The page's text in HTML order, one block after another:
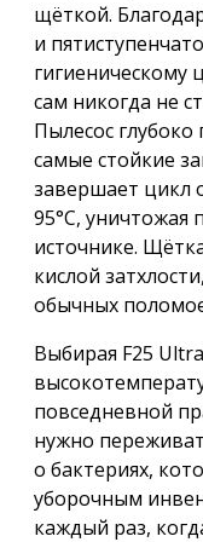
щёткой.
и
гигиеническому
сам никогда не
Пылесос
самые стойкие
завершает цикл
95°C,
источнике.
кислой
обычных
Выбирая F25
повседневной
нужно
о бактериях,
уборочным
каждый раз,